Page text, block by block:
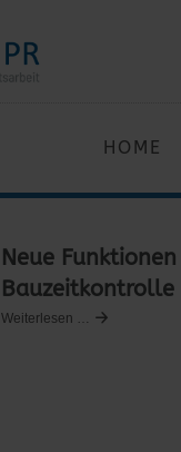
HOME
Neue
Bauzeitkontrolle
Weiterlesen …